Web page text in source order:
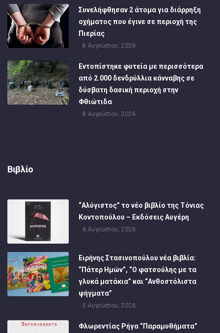
Συνελήφθησαν 2 άτομα για διάρρηξη
οχήματος που έγινε σε περιοχή της
Πιερίας
8 Αυγούστου, 2026
Εντοπίστηκε φυτεία με περισσότερα
από 2.000 δενδρύλλια κάνναβης σε
δύσβατη δασική περιοχή στην
Φθιώτιδα
8 Αυγούστου, 2026
Βιβλίο
“Αλύγιστος” το νέο βιβλίο της Τόνιας
Κοντοπούλου – Εκδόσεις Αυγέρη
6 Αυγούστου, 2026
Ειρήνης Στασινοπούλου νέα βιβλία:
“Πάτερ Ημών”, “Ο φατσούλης με τα
γλυκά ματάκια” και “Ανθοστόλιστα
ψήγματα”
5 Αυγούστου, 2026
Φλωρεντίας Ρήγα “Παραμυθήματα”